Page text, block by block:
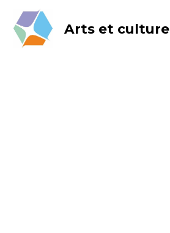
content
Arts et culture